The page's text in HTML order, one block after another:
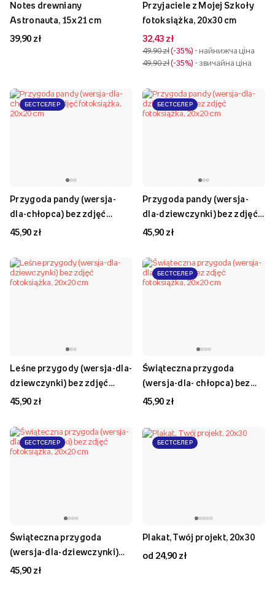
Notes drewniany
Astronauta, 15x21 cm
39,90 zł
Przyjaciele z Mojej Szkoły
fotoksiążka, 20x30 cm
32,43 zł
49,90 zł -35% - найнижча ціна
49,90 zł -35% - звичайна ціна
БЕСТСЕЛЕР
Przygoda pandy (wersja-
dla-chłopca) bez zdjęć
fotoksiążka, 20x20 cm
45,90 zł
БЕСТСЕЛЕР
Przygoda pandy (wersja-
dla-dziewczynki) bez zdjęć
fotoksiążka, 20x20 cm
45,90 zł
Leśne przygody (wersja-dla-
dziewczynki) bez zdjęć
fotoksiążka, 20x20 cm
45,90 zł
БЕСТСЕЛЕР
Świąteczna przygoda
(wersja-dla- chłopca) bez
zdjęć fotoksiążka, 20x20 cm
45,90 zł
БЕСТСЕЛЕР
Świąteczna przygoda
(wersja-dla-dziewczynki)
bez zdjęć fotoksiążka, 20x20
45,90 zł
БЕСТСЕЛЕР
Plakat, Twój projekt, 20x30
od 24,90 zł